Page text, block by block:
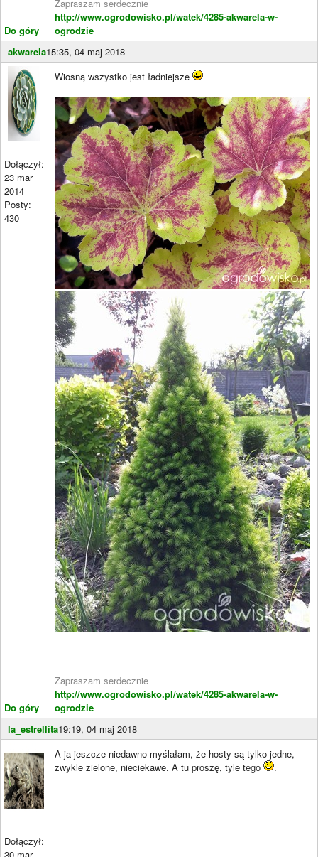
Do góry
Zapraszam serdecznie
http://www.ogrodowisko.pl/watek/4285-akwarela-w-
ogrodzie
akwarela15:35, 04 maj 2018
Dołączył:
23 mar
2014
Posty:
430
Do góry
Wiosną wszystko jest ładniejsze
Zapraszam serdecznie
http://www.ogrodowisko.pl/watek/4285-akwarela-w-
ogrodzie
la_estrellita19:19, 04 maj 2018
Dołączył:
30 mar
A ja jeszcze niedawno myślałam, że hosty są tylko jedne,
zwykle zielone, nieciekawe. A tu proszę, tyle tego
.